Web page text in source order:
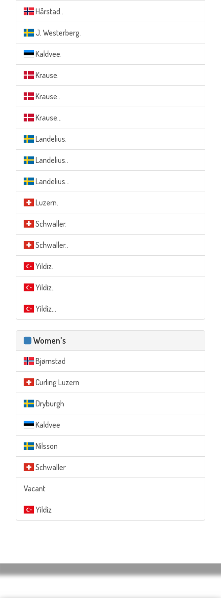
Hårstad..
J. Westerberg.
Kaldvee.
Krause.
Krause..
Krause...
Landelius.
Landelius..
Landelius...
Luzern.
Schwaller.
Schwaller..
Yildiz.
Yildiz..
Yildiz...
Women's
Bjørnstad
Curling Luzern
Dryburgh
Kaldvee
Nilsson
Schwaller
Vacant
Yildiz